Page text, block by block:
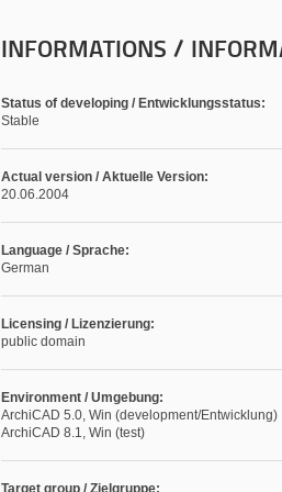
INFORMATIONS /
Status of developing / Entwicklungsstatus:
Stable
Actual version / Aktuelle Version:
20.06.2004
Language / Sprache:
German
Licensing / Lizenzierung:
public domain
Environment / Umgebung:
ArchiCAD 5.0, Win (development/Entwicklung)
ArchiCAD 8.1, Win (test)
Target group / Zielgruppe: